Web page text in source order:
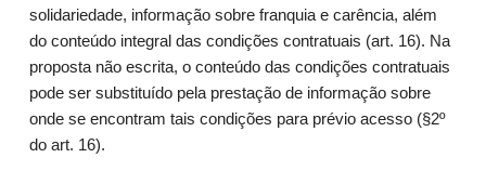
solidariedade, informação sobre franquia e carência, além
do conteúdo integral das condições contratuais (art. 16). Na
proposta não escrita, o conteúdo das condições contratuais
pode ser substituído pela prestação de informação sobre
onde se encontram tais condições para prévio acesso (§2º
do art. 16).